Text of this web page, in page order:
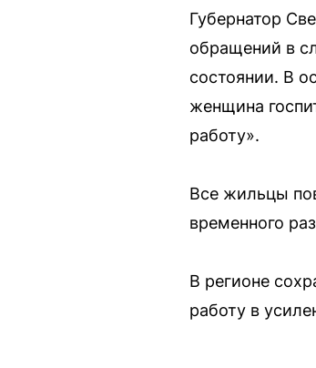
Губернатор
обращений в
состоянии. В
женщина
работу».
Все жильцы
временного
В регионе
работу в